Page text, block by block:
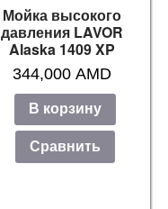
Мойка высокого
давления LAVOR
Alaska 1409 XP
344,000AMD
В корзину
Сравнить